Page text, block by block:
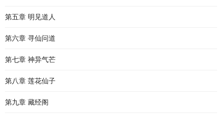
第五章 明见道人
第六章 寻仙问道
第七章 神异气芒
第八章 莲花仙子
第九章 藏经阁